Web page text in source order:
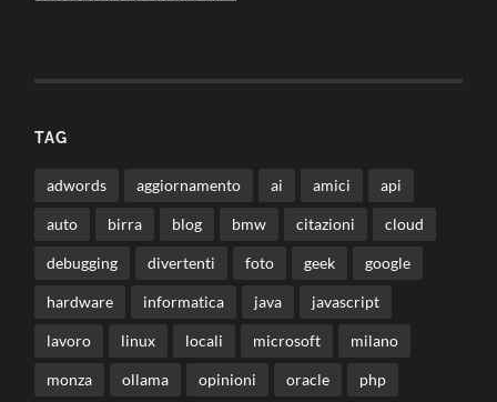
TAG
adwords aggiornamento ai amici api
auto birra blog bmw citazioni cloud
debugging divertenti foto geek google
hardware informatica java javascript
lavoro linux locali microsoft milano
monza ollama opinioni oracle php